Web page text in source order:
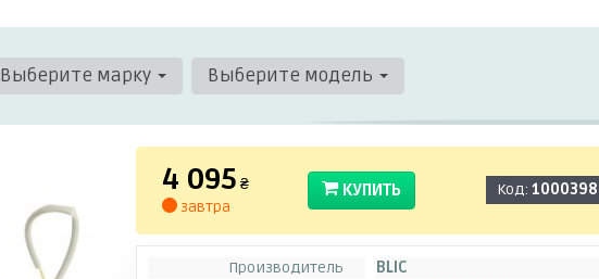
Выберите марку Выберите модель
4 095 ₴
завтра
КУПИТЬ Код:
Производитель
BLIC